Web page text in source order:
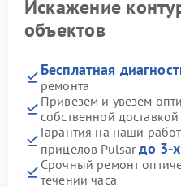
Искажение
объектов
Бесплатная
ремонта
Привезем и увезем
собственной доставкой
Гарантия на наши
прицелов Pulsarдо 3-
Срочный ремонт
течении часа